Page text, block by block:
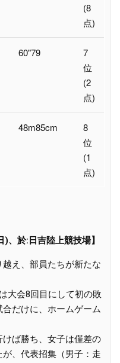
(8
点)
60"79
7
位
(2
点)
48m85cm
8
位
(1
点)
於:日吉陸上競技場】
え、部員たちが新たな
大会8回目にして初の敗
だけに、ホームゲーム
ば勝ち、女子は僅差の
、代表招集（男子：走